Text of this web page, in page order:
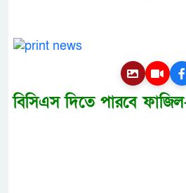
বিসিএস দিতে পারবে ফাজিল-